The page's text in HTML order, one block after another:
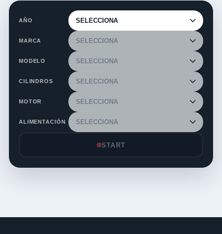
AÑO
MARCA
MODELO
CILINDROS
MOTOR
ALIMENTACIÓN
START